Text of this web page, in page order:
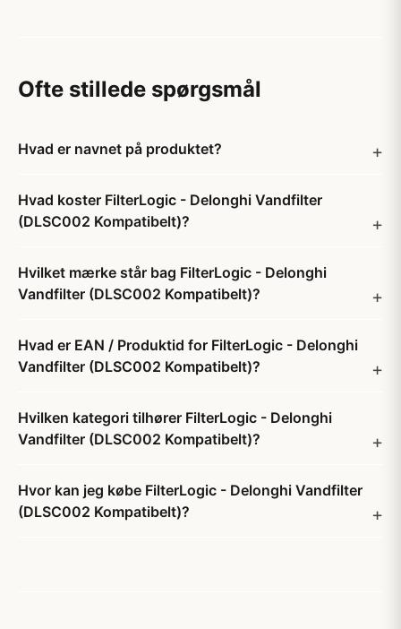
Ofte stillede spørgsmål
Hvad er navnet på produktet?
Hvad koster FilterLogic - Delonghi Vandfilter
(DLSC002 Kompatibelt)?
Hvilket mærke står bag FilterLogic - Delonghi
Vandfilter (DLSC002 Kompatibelt)?
Hvad er EAN / Produktid for FilterLogic - Delonghi
Vandfilter (DLSC002 Kompatibelt)?
Hvilken kategori tilhører FilterLogic - Delonghi
Vandfilter (DLSC002 Kompatibelt)?
Hvor kan jeg købe FilterLogic - Delonghi Vandfilter
(DLSC002 Kompatibelt)?